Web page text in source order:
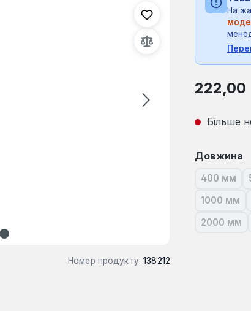
Номер продукту: 138212
На
Звичайна
222,00
Більше
Виберіть
Довжина
400 мм
(Ця
1000 мм
(Ця
2000 мм
(Ця